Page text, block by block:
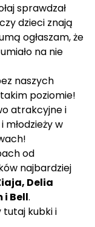
sprawdzał
dzieci znają
ogłaszam, że
na nie
naszych
poziomie!
atrakcyjne i
w
od
najbardziej
Delia
i Bell.
tutaj kubki i